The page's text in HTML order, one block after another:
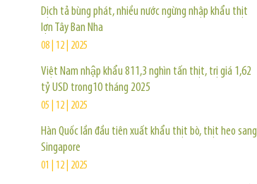
Dịch tả bùng phát, nhiều nước ngừng nhập khẩu thịt
lợn Tây Ban Nha
08 | 12 | 2025
Việt Nam nhập khẩu 811,3 nghìn tấn thịt, trị giá 1,62
tỷ USD trong10 tháng 2025
05 | 12 | 2025
Hàn Quốc lần đầu tiên xuất khẩu thịt bò, thịt heo sang
Singapore
01 | 12 | 2025